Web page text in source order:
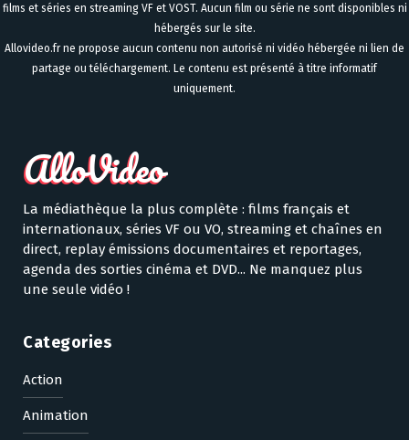
films et séries en streaming VF et VOST. Aucun film ou série ne sont disponibles ni
hébergés sur le site.
Allovideo.fr ne propose aucun contenu non autorisé ni vidéo hébergée ni lien de
partage ou téléchargement. Le contenu est présenté à titre informatif
uniquement.
La médiathèque la plus complète : films français et
internationaux, séries VF ou VO, streaming et chaînes en
direct, replay émissions documentaires et reportages,
agenda des sorties cinéma et DVD... Ne manquez plus
une seule vidéo !
Categories
Action
Animation